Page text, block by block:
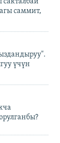
саммит,
үчүн